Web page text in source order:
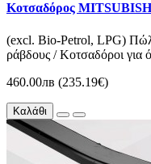
Κοτσαδόρος
(excl. Bio-Petrol, LPG)
ράβδους / Κοτσαδόροι για
460.00лв (235.19€)
Καλάθι